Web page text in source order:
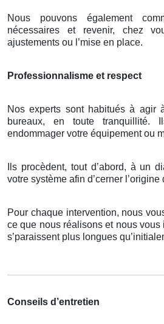
Nous pouvons également
nécessaires et revenir, chez
ajustements ou l’mise en place.
Professionnalisme et respect
Nos experts sont habitués à agir
bureaux, en toute
endommager votre équipement ou
Ils procèdent, tout d’abord, à un
votre système afin d’cerner l’origine
Pour chaque intervention, nous
ce que nous réalisons et nous vous
s’paraissent plus longues
Conseils d’entretien